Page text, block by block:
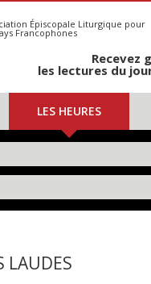
Épiscopale Liturgique pour
Francophones
Recevez
les lectures du
LES HEURES
LAUDES